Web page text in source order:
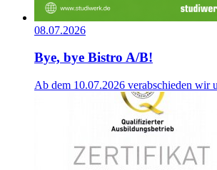
08.07.2026
Bye, bye Bistro A/B!
Ab dem 10.07.2026 verabschieden wir